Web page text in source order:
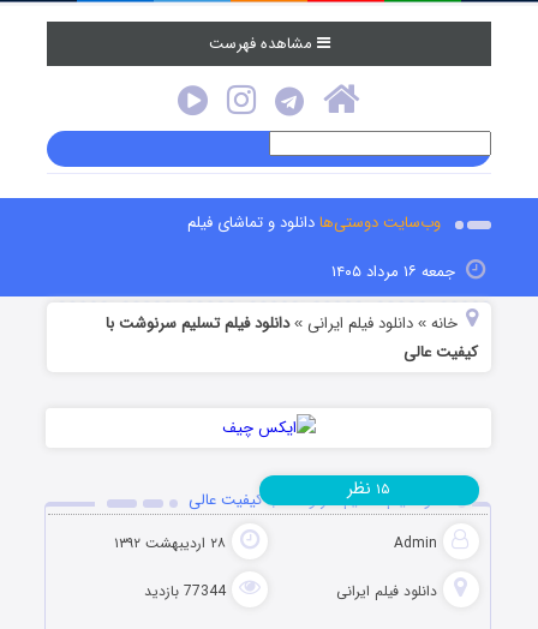
مشاهده فهرست
وب‌سایت دوستی‌هادانلود و تماشای فیلم
جمعه ۱۶ مرداد ۱۴۰۵
خانه »دانلود فیلم‌ ایرانی »دانلود فیلم تسلیم سرنوشت با
کیفیت عالی
دانلود فیلم تسلیم سرنوشت با کیفیت عالی
Admin ۲۸ اردیبهشت ۱۳۹۲
دانلود فیلم‌ ایرانی 77344 بازدید
۱۵ نظر